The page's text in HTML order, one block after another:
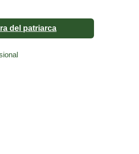
del patriarca